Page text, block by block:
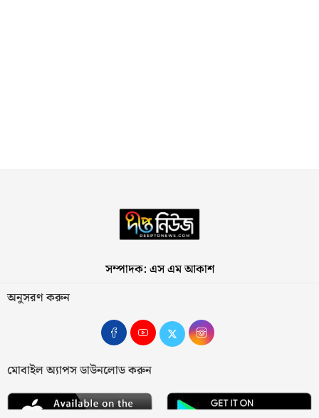
সম্পাদক: এস এম আকাশ
অনুসরণ করুন
মোবাইল অ্যাপস ডাউনলোড করুন